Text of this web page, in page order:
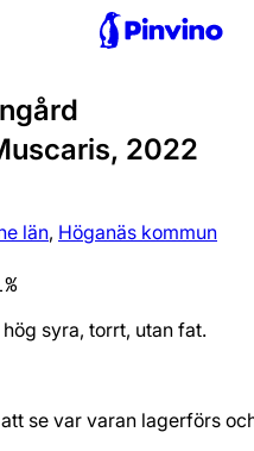
2022
län, Höganäs kommun
syra, torrt, utan fat.
se var varan lagerförs